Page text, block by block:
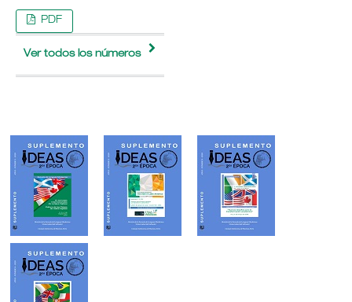
PDF
Ver todos los números